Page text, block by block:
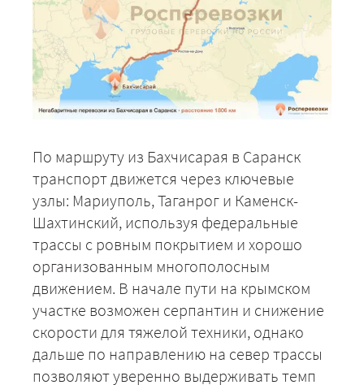
По маршруту из Бахчисарая в Саранск
транспорт движется через ключевые
узлы: Мариуполь, Таганрог и Каменск-
Шахтинский, используя федеральные
трассы с ровным покрытием и хорошо
организованным многополосным
движением. В начале пути на крымском
участке возможен серпантин и снижение
скорости для тяжелой техники, однако
дальше по направлению на север трассы
позволяют уверенно выдерживать темп